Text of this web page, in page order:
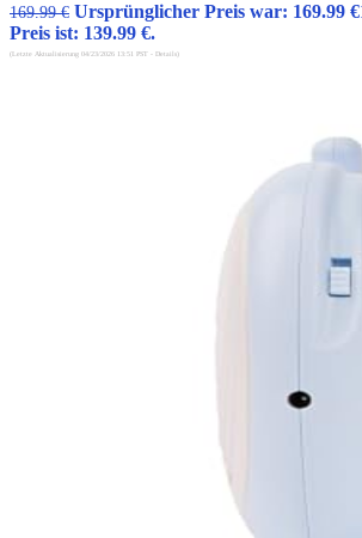
169.99€ Ursprünglicher Preis war: 169.99 €
Preis ist: 139.99 €.
(Letzte Aktualisierung 04/23/2026 13:51 PST - Details)